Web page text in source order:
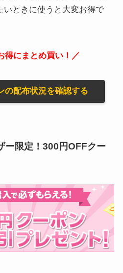
いときに使うと大変お得で
得にまとめ買い！／
の配布状況を確認する
ー限定！300円OFFクー